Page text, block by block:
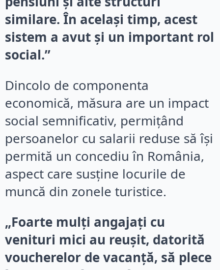
similare. În același timp, acest
sistem a avut și un important rol
social.”
Dincolo de componenta
economică, măsura are un impact
social semnificativ, permițând
persoanelor cu salarii reduse să își
permită un concediu în România,
aspect care susține locurile de
muncă din zonele turistice.
„Foarte mulți angajați cu
venituri mici au reușit, datorită
voucherelor de vacanță, să plece